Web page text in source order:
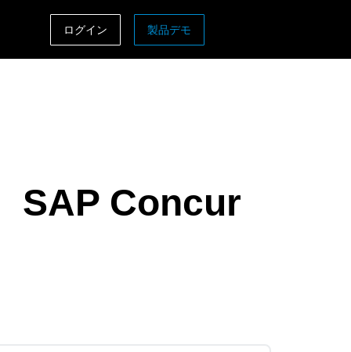
Singapore (English)
ログイン 製品デモ
SAP Concur